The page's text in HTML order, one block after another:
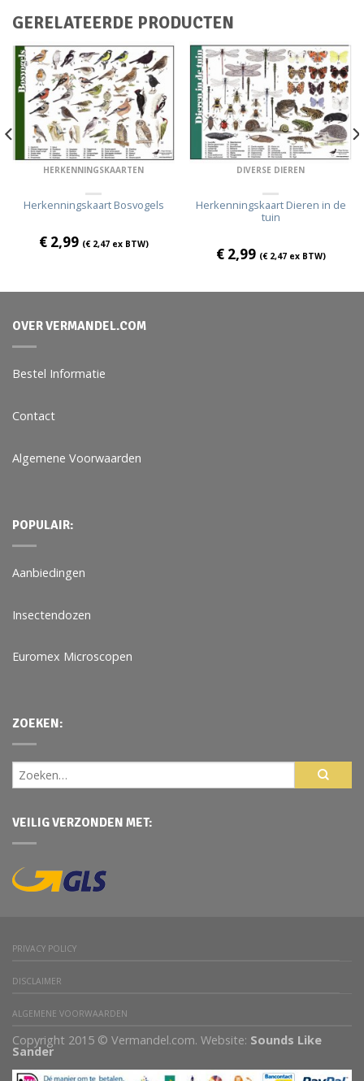
GERELATEERDE PRODUCTEN
HERKENNINGSKAARTEN
Herkenningskaart Bosvogels
€2,99 (€2,47ex BTW)
DIVERSE DIEREN
Herkenningskaart Dieren in de
tuin
€2,99 (€2,47ex BTW)
OVER VERMANDEL.COM
Bestel Informatie
Contact
Algemene Voorwaarden
POPULAIR:
Aanbiedingen
Insectendozen
Euromex Microscopen
ZOEKEN:
VEILIG VERZONDEN MET:
PRIVACY POLICY
DISCLAIMER
ALGEMENE VOORWAARDEN
Copyright 2015 © Vermandel.com. Website: Sounds Like
Sander